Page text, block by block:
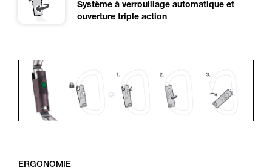
Système à verrouillage automatique et
ouverture triple action
ERGONOMIE